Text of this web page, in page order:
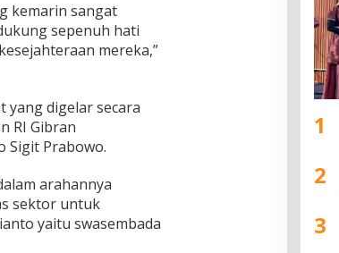
kemarin sangat
sepenuh hati
mereka,”
yang digelar secara
RI Gibran
Sigit Prabowo.
arahannya
sektor untuk
yaitu swasembada
1
2
3
4
5